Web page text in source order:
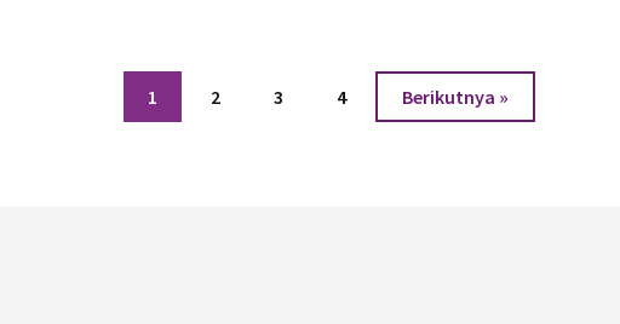
Halaman
1 Halaman
2 Halaman
3 Halaman
4 Berikutnya »